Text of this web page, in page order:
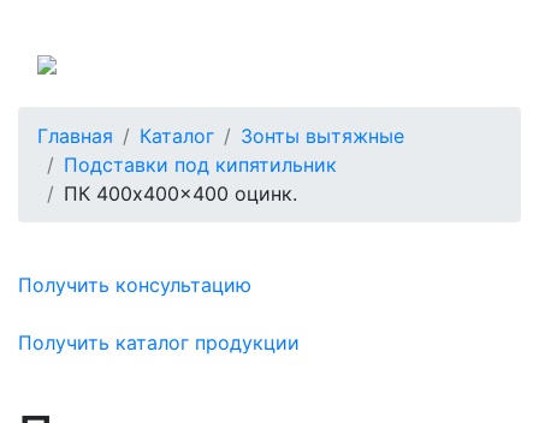
Главная Каталог
Зонты вытяжные
Подставки под кипятильник
ПК 400x400x400 оцинк.
Получить консультацию
Получить каталог продукции